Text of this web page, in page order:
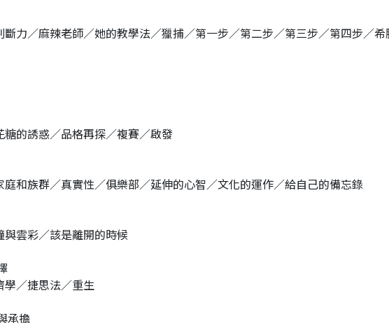
斷力／麻辣老師／她的教學法／獵捕／第一步／第二步／第三步／第四步／希
糖的誘惑／品格再探／複賽／啟發
庭和族群／真實性／俱樂部／延伸的心智／文化的運作／給自己的備忘錄
與雲彩／該是離開的時候
學／捷思法／重生
承擔